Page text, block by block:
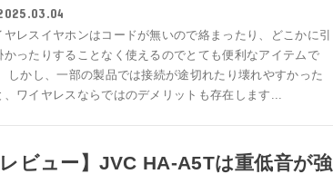
ヤレスイヤホンはコードが無いので絡まったり、どこかに引
かったりすることなく使えるのでとても便利なアイテムで
しかし、一部の製品では接続が途切れたり壊れやすかった
、ワイヤレスならではのデメリットも存在します...
レビュー】JVC HA-A5Tは重低音が強